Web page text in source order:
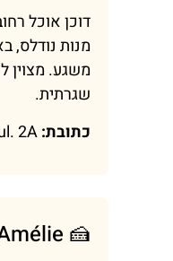
דוכן אוכל
מנות נודלס,
משגע. מצוין
שגרתית.
כתובת:Jurišićeva ul. 2A
🍰 Amélie